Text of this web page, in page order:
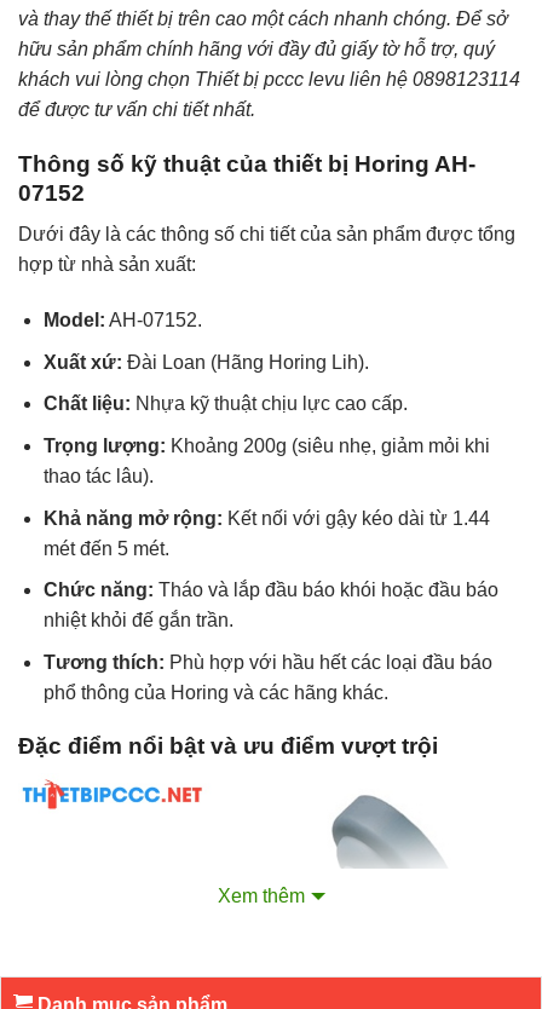
và thay thế thiết bị trên cao một cách nhanh chóng. Để sở
hữu sản phẩm chính hãng với đầy đủ giấy tờ hỗ trợ, quý
khách vui lòng chọn Thiết bị pccc levu liên hệ 0898123114
để được tư vấn chi tiết nhất.
Thông số kỹ thuật của thiết bị Horing AH-
07152
Dưới đây là các thông số chi tiết của sản phẩm được tổng
hợp từ nhà sản xuất:
Model: AH-07152.
Xuất xứ: Đài Loan (Hãng Horing Lih).
Chất liệu: Nhựa kỹ thuật chịu lực cao cấp.
Trọng lượng: Khoảng 200g (siêu nhẹ, giảm mỏi khi
thao tác lâu).
Khả năng mở rộng: Kết nối với gậy kéo dài từ 1.44
mét đến 5 mét.
Chức năng: Tháo và lắp đầu báo khói hoặc đầu báo
nhiệt khỏi đế gắn trần.
Tương thích: Phù hợp với hầu hết các loại đầu báo
phổ thông của Horing và các hãng khác.
Đặc điểm nổi bật và ưu điểm vượt trội
Xem thêm
Danh mục sản phẩm